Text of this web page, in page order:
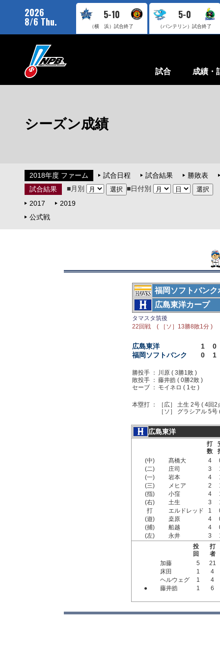
2026
8/6 Thu.
5-10
（横 浜）試合終了
5-0
（バンテリン）試合終了
試合 成績・
シーズン成績
2018年度 ファーム 試合日程 試合結果
勝敗表
試合結果
■月別
■日付別
2017
2019
公式戦
福岡ソフトバンク
広島東洋カープ
タマスタ筑後
22回戦 ( ［ソ］13勝8敗1分 )
広島東洋 1
0
福岡ソフトバンク
0 1
勝投手 ：
川原 ( 3勝1敗 )
敗投手 ： 藤井皓 ( 0勝2敗 )
セーブ ： モイネロ ( 1セ )
本塁打 ：
［広］ 土生 2号 ( 4回
［ソ］ グラシアル 5
広島東洋
打
数
(中)
髙橋大 4
(二)
庄司 3
(一)
岩本 4
(三)
メヒア 2
(指)
小窪 4
(右)
土生 3
打
エルドレッド 1
(遊)
桒原 4
(捕)
船越 4
(左)
永井 3
投
回
打
者
加藤
5
21
床田
1
4
ヘルウェグ
1
4
●
藤井皓 1 6